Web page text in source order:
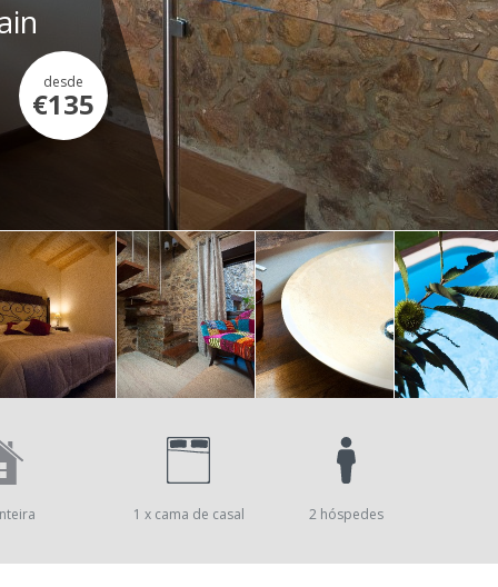
desde
€135
1 x cama de casal 2 hóspedes